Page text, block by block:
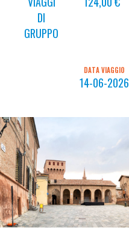
DI
GRUPPO
DATA VIAGGIO
14-06-2026